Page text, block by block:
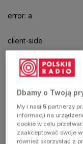
error: a
client-side
exception
has
occurred
(see the
Dbamy o Twoją
My i nasi5 partnerzy
informacji na
cookie w celu
zaakceptować swoje
również skorzystać z